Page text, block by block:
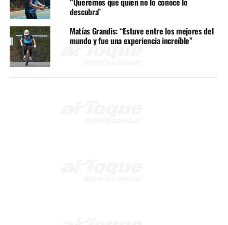
descubra”
Matías Grandis: “Estuve entre los mejores del
mundo y fue una experiencia increíble”